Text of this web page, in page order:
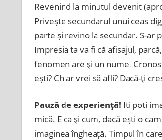
Revenind la minutul devenit
Priveşte secundarul unui ceas
parte şi revino la secundar. S-ar
Impresia ta va fi că afisajul,
fenomen are şi un nume.
eşti? Chiar vrei să afli? Dacă-ţi
Pauză de experienţă! Iti poti
mică. E ca şi cum, dacă eşti o
imaginea îngheaţă. Timpul în